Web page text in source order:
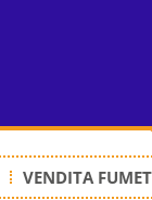
VENDITA